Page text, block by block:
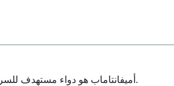
أميفانتاماب هو دواء مستهدف للسرطان يساعد في علاج أنواع معينة من سرطان الرئة. إنه علاج متخصص مصمم لمنع بروتينات معينة تساعد الخلايا السرطانية على النمو والانتشار في جميع أنحاء الجسم.